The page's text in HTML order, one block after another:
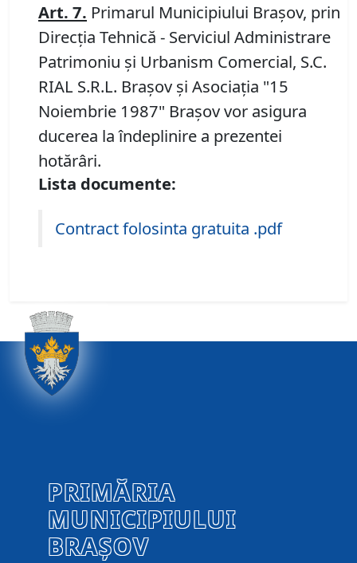
Art. 7. Primarul Municipiului Brașov, prin
Direcția Tehnică - Serviciul Administrare
Patrimoniu și Urbanism Comercial, S.C.
RIAL S.R.L. Brașov și Asociaţia "15
Noiembrie 1987" Braşov vor asigura
ducerea la îndeplinire a prezentei
hotărâri.
Lista documente:
Contract folosinta gratuita .pdf
PRIMĂRIA
MUNICIPIULUI
BRAȘOV